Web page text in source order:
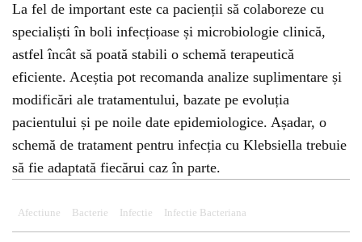
La fel de important este ca pacienții să colaboreze cu
specialiști în boli infecțioase și microbiologie clinică,
astfel încât să poată stabili o schemă terapeutică
eficiente. Aceștia pot recomanda analize suplimentare și
modificări ale tratamentului, bazate pe evoluția
pacientului și pe noile date epidemiologice. Așadar, o
schemă de tratament pentru infecția cu Klebsiella trebuie
să fie adaptată fiecărui caz în parte.
Afectiune Bacterie Infectie Infectie Bacteriana